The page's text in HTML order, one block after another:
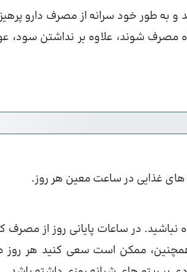
طور خود سرانه از مصرف دارو
شوند، علاوه بر نداشتن سود،
غذایی در ساعت معین هر روز.
در ساعات پایانی روز از مصرف
همچنین، ممکن است سعی کنید هر